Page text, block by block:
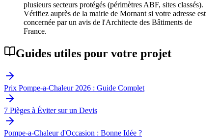
plusieurs secteurs protégés (périmètres ABF, sites classés).
Vérifiez auprès de la mairie de Mornant si votre adresse est
concernée par un avis de l'Architecte des Bâtiments de
France.
Guides utiles pour votre projet
Prix Pompe-a-Chaleur 2026 : Guide Complet
7 Pièges à Éviter sur un Devis
Pompe-a-Chaleur d'Occasion : Bonne Idée ?